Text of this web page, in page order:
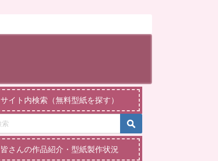
サイト内検索（無料型紙を探す）
皆さんの作品紹介・型紙製作状況